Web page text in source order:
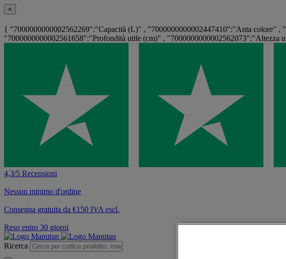
×
{ "7000000000002562269":"Capacità (L)" , "7000000000002447410":"Anta colore"
"7000000000002561658":"Profondità utile (cm)" , "7000000000002562073":"Altezza
4,3/5 Recensioni
Nessun minimo d'ordine
Consegna gratuita da €150 IVA escl.
Reso entro 30 giorni
Ricerca